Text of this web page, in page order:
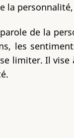
de la
les
limiter. Il